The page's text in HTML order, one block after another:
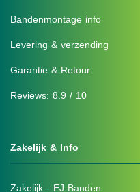
Bandenmontage info
Levering & verzending
Garantie & Retour
Reviews: 8.9 / 10
Zakelijk & Info
Zakelijk - EJ Banden